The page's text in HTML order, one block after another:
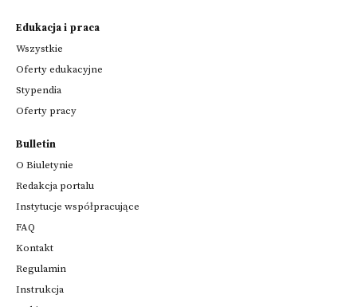
Edukacja i praca
Wszystkie
Oferty edukacyjne
Stypendia
Oferty pracy
Bulletin
O Biuletynie
Redakcja portalu
Instytucje współpracujące
FAQ
Kontakt
Regulamin
Instrukcja